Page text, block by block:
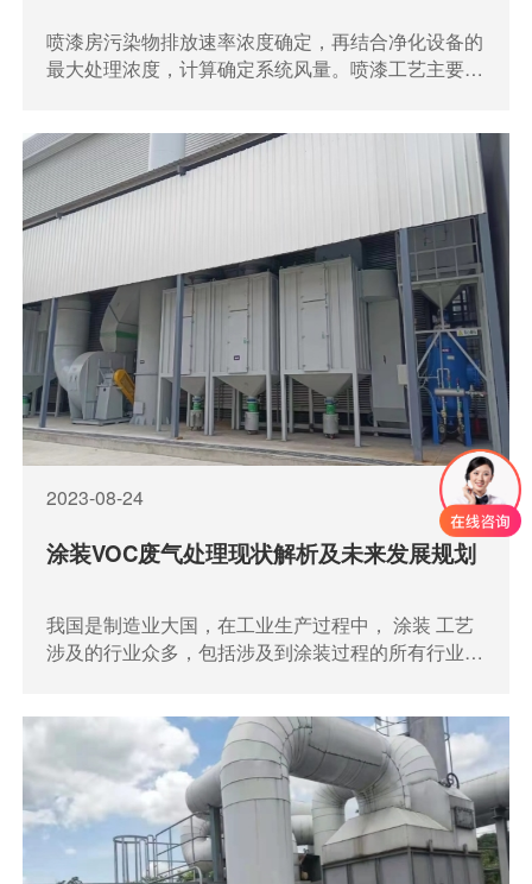
喷漆房污染物排放速率浓度确定，再结合净化设备的
最大处理浓度，计算确定系统风量。喷漆工艺主要由
序挥发的废气污染物约占30%
2023-08-24
涂装VOC废气处理现状解析及未来发展规划
我国是制造业大国，在工业生产过程中， 涂装​ 工艺
涉及的行业众多，包括涉及到涂装过程的所有行业，